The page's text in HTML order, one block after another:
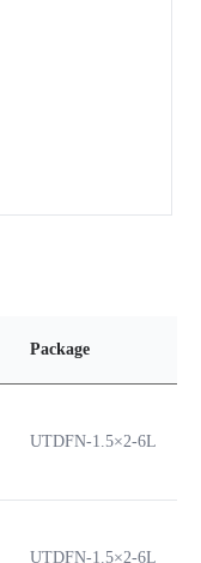
Package
UTDFN-1.5×2-6L
UTDFN-1.5×2-6L